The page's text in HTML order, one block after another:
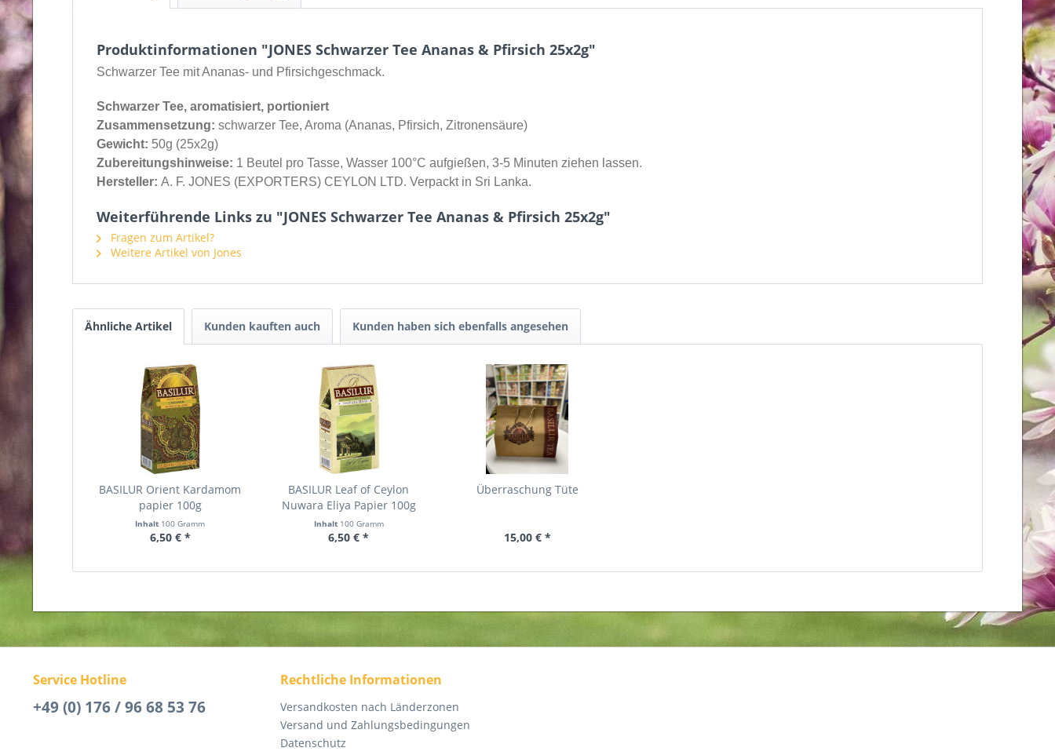
Produktinformationen "JONES Schwarzer Tee Ananas & Pfirsich 25x2g"
Schwarzer Tee mit Ananas- und Pfirsichgeschmack.
Schwarzer Tee, aromatisiert, portioniert
Zusammensetzung: schwarzer Tee, Aroma (Ananas, Pfirsich, Zitronensäure)
Gewicht: 50g (25x2g)
Zubereitungshinweise: 1 Beutel pro Tasse, Wasser 100°C aufgießen, 3-5 Minuten ziehen lassen.
Hersteller: A. F. JONES (EXPORTERS) CEYLON LTD. Verpackt in Sri Lanka.
Weiterführende Links zu "JONES Schwarzer Tee Ananas & Pfirsich 25x2g"
Fragen zum Artikel?
Weitere Artikel von Jones
Ähnliche Artikel Kunden kauften auch Kunden haben sich ebenfalls angesehen
BASILUR Orient Kardamom
papier 100g
Inhalt 100 Gramm
6,50 € *
BASILUR Leaf of Ceylon
Nuwara Eliya Papier 100g
Inhalt 100 Gramm
6,50 € *
Überraschung Tüte
15,00 € *
Service Hotline
+49 (0) 176 / 96 68 53 76
Rechtliche Informationen
Versandkosten nach Länderzonen
Versand und Zahlungsbedingungen
Datenschutz